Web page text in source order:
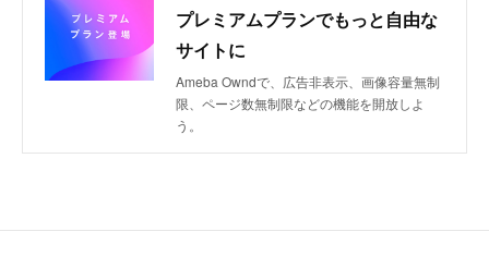
プレミアムプランでもっと自由な
サイトに
Ameba Owndで、広告非表示、画像容量無制
限、ページ数無制限などの機能を開放しよ
う。